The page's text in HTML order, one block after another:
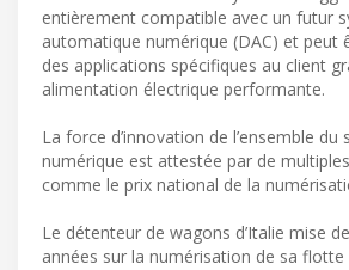
entièrement compatible avec un futur
automatique numérique (DAC) et peut
des applications spécifiques au client
alimentation électrique performante.
La force d’innovation de l’ensemble du
numérique est attestée par de
comme le prix national de la
Le détenteur de wagons d’Italie mise
années sur la numérisation de sa